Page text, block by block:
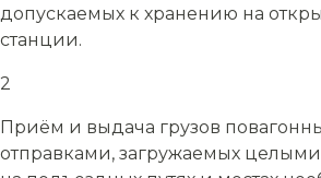
допускаемых к хранению на
станции.
2
Приём и выдача грузов
отправками, загружаемых целыми